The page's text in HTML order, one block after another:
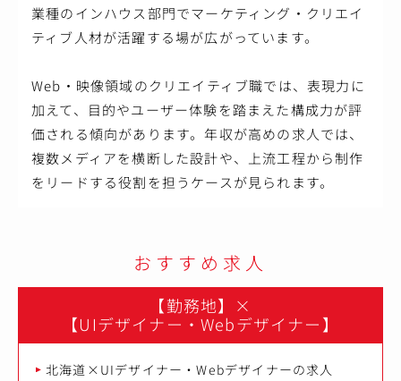
業種のインハウス部門でマーケティング・クリエイ
ティブ人材が活躍する場が広がっています。
Web・映像領域のクリエイティブ職では、表現力に
加えて、目的やユーザー体験を踏まえた構成力が評
価される傾向があります。年収が高めの求人では、
複数メディアを横断した設計や、上流工程から制作
をリードする役割を担うケースが見られます。
おすすめ求人
【勤務地】
×
【UIデザイナー・Webデザイナー】
北海道×UIデザイナー・Webデザイナーの求人